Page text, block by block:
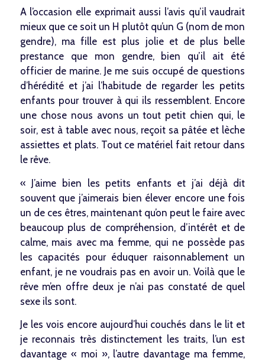
A l’occasion elle exprimait aussi l’avis qu’il vaudrait
mieux que ce soit un H plutôt qu’un G (nom de mon
gendre), ma fille est plus jolie et de plus belle
prestance que mon gendre, bien qu’il ait été
officier de marine. Je me suis occupé de questions
d’hérédité et j’ai l’habitude de regarder les petits
enfants pour trouver à qui ils ressemblent. Encore
une chose nous avons un tout petit chien qui, le
soir, est à table avec nous, reçoit sa pâtée et lèche
assiettes et plats. Tout ce matériel fait retour dans
le rêve.
« J’aime bien les petits enfants et j’ai déjà dit
souvent que j’aimerais bien élever encore une fois
un de ces êtres, maintenant qu’on peut le faire avec
beaucoup plus de compréhension, d’intérêt et de
calme, mais avec ma femme, qui ne possède pas
les capacités pour éduquer raisonnablement un
enfant, je ne voudrais pas en avoir un. Voilà que le
rêve m’en offre deux je n’ai pas constaté de quel
sexe ils sont.
Je les vois encore aujourd’hui couchés dans le lit et
je reconnais très distinctement les traits, l’un est
davantage « moi », l’autre davantage ma femme,